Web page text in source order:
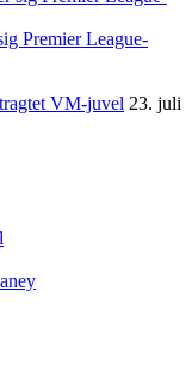
Premier League-
VM-juvel 23. juli